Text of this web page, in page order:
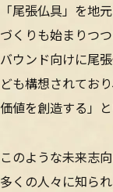
「尾張仏具」を地
づくりも始まりつ
バウンド向けに尾
ども構想されてお
価値を創造する」
このような未来志
多くの人々に知ら